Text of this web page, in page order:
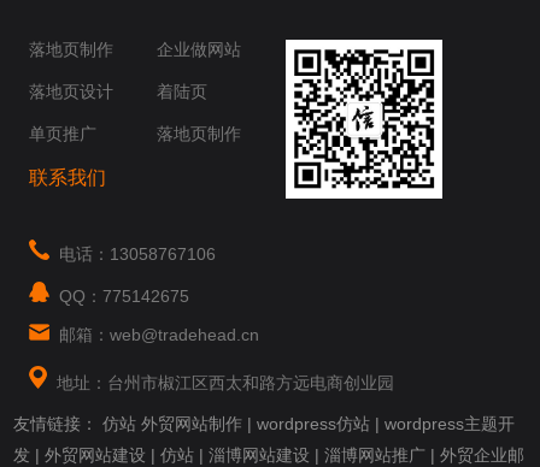
落地页制作
落地页设计
单页推广
企业做网站
着陆页
落地页制作
联系我们
电话：13058767106
QQ：775142675
邮箱：web@tradehead.cn
地址：台州市椒江区西太和路方远电商创业园
友情链接：仿站 外贸网站制作 |wordpress仿站 |wordpress主题开
发 |外贸网站建设 |仿站 |淄博网站建设 |淄博网站推广 |外贸企业邮